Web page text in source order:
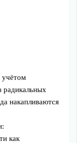
учётом
радикальных
накапливаются
как